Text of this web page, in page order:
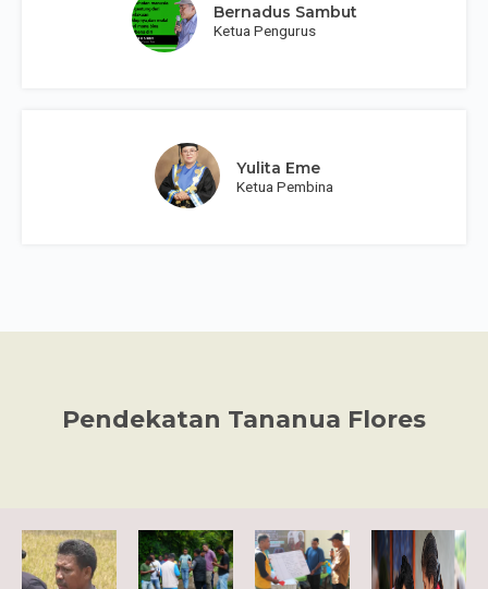
Bernadus Sambut
Ketua Pengurus
Yulita Eme
Ketua Pembina
Pendekatan Tananua Flores